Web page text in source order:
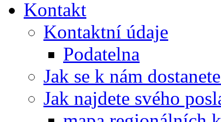
Kontakt
Kontaktní údaje
Podatelna
Jak se k nám
Jak najdete svého